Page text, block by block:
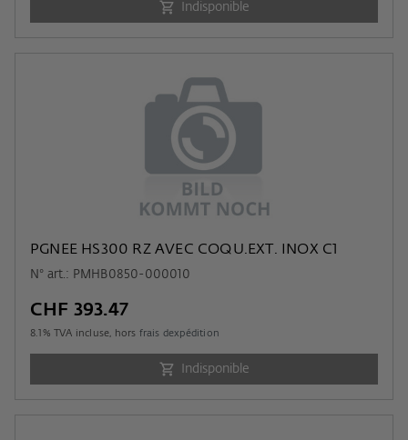
Indisponible
PGNEE HS300 RZ AVEC COQU.EXT. INOX C1
N° art.: PMHB0850-000010
CHF 393.47
8.1 % TVA incluse, hors frais dexpédition
Indisponible